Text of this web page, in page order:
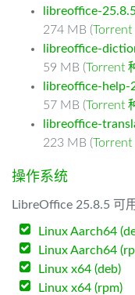
libreoffice-
274 MB (Torrent
libreoffice-
59 MB (Torrent
libreoffice-help-
57 MB (Torrent
libreoffice-
223 MB (Torrent
操作系统
LibreOffice 25.8.5 可
Linux Aarch64
Linux Aarch64
Linux x64 (deb)
Linux x64 (rpm)